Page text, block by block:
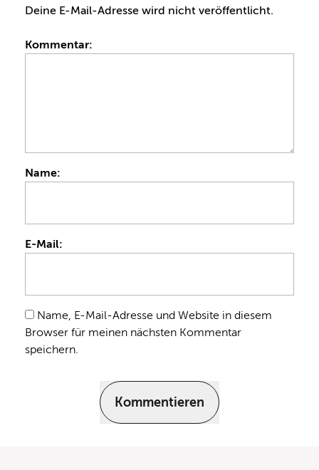
Deine E-Mail-Adresse wird nicht veröffentlicht.
Kommentar:
Name:
E-Mail:
Name, E-Mail-Adresse und Website in diesem
Browser für meinen nächsten Kommentar
speichern.
Kommentieren